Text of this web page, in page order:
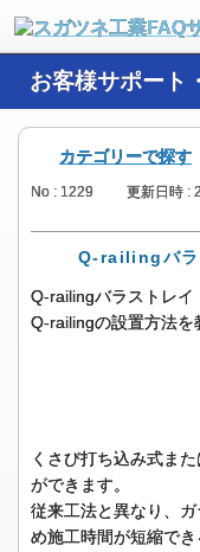
お客様サポート
カテゴリーで探す
No : 1229 更新日時 :
Q-railingバラ
Q-railingバラストレ
Q-railingの設置方法を
くさび打ち込み式ま
ができます。
従来工法と異なり、
め施工時間が短縮で